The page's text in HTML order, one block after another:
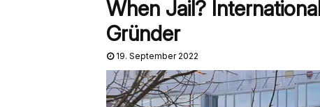
When Jail?
Gründer
19. September 2022